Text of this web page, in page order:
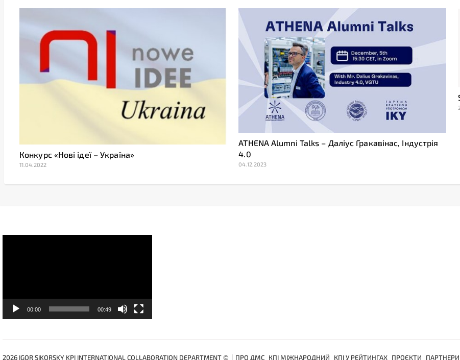
Конкурс «Нові ідеї – Україна»
11.04.2022
ATHENA Alumni Talks – Даліус Гракавінас, Індустрія
4.0
04.12.2023
00:00 00:49
2026 IGOR SIKORSKY KPI INTERNATIONAL COLLABORATION DEPARTMENT © ПРО ДМС КПІ МІЖНАРОДНИЙ КПІ У РЕЙТИНГАХ ПРОЄКТИ ПАРТНЕРИ